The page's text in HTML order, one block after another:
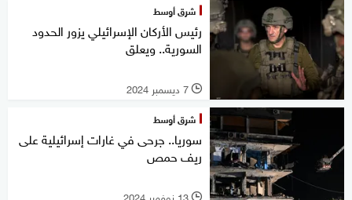
شرق أوسط
رئيس الأركان الإسرائيلي يزور الحدود
السورية.. ويعلق
l 7 ديسمبر 2024
شرق أوسط
سوريا.. جرحى في غارات إسرائيلية على
ريف حمص
l 13 نوفمبر 2024